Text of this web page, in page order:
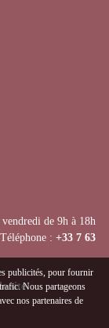
de 9h à 18h
: +33 7 63
site
publicités, pour fournir
Nous partageons
nos partenaires de